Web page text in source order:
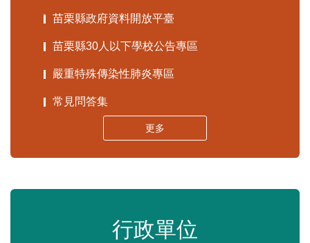
苗栗縣政府資料開放平臺
苗栗縣30人以下學校公告專區
嚴重特殊傳染性肺炎專區
常見問答集
更多
行政單位